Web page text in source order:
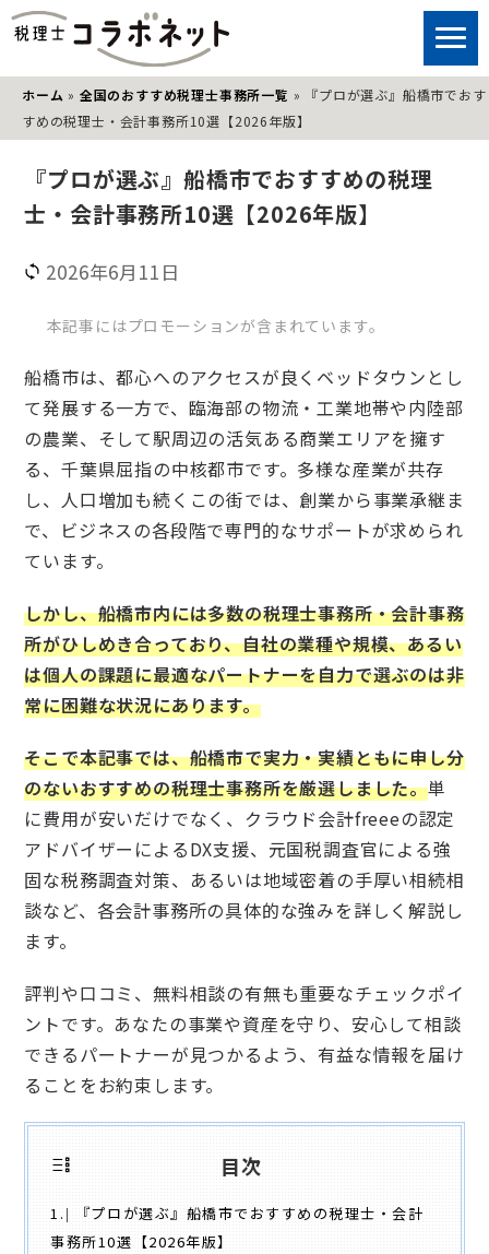
ホーム » 全国のおすすめ税理士事務所一覧 » 『プロが選ぶ』船橋市でおす
すめの税理士・会計事務所10選【2026年版】
『プロが選ぶ』船橋市でおすすめの税理
士・会計事務所10選【2026年版】
2026年6月11日
本記事にはプロモーションが含まれています。
船橋市は、都心へのアクセスが良くベッドタウンとし
て発展する一方で、臨海部の物流・工業地帯や内陸部
の農業、そして駅周辺の活気ある商業エリアを擁す
る、千葉県屈指の中核都市です。多様な産業が共存
し、人口増加も続くこの街では、創業から事業承継ま
で、ビジネスの各段階で専門的なサポートが求められ
ています。
しかし、船橋市内には多数の税理士事務所・会計事務
所がひしめき合っており、自社の業種や規模、あるい
は個人の課題に最適なパートナーを自力で選ぶのは非
常に困難な状況にあります。
そこで本記事では、船橋市で実力・実績ともに申し分
のないおすすめの税理士事務所を厳選しました。単
に費用が安いだけでなく、クラウド会計freeeの認定
アドバイザーによるDX支援、元国税調査官による強
固な税務調査対策、あるいは地域密着の手厚い相続相
談など、各会計事務所の具体的な強みを詳しく解説し
ます。
評判や口コミ、無料相談の有無も重要なチェックポイ
ントです。あなたの事業や資産を守り、安心して相談
できるパートナーが見つかるよう、有益な情報を届け
ることをお約束します。
目次
1.
『プロが選ぶ』船橋市でおすすめの税理士・会計
事務所10選【2026年版】